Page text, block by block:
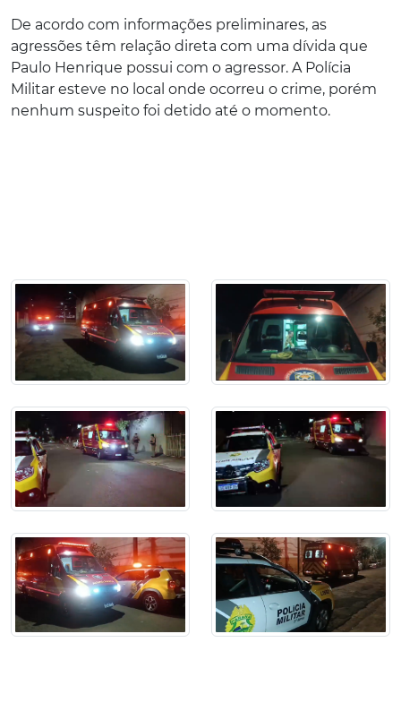
De acordo com informações preliminares, as
agressões têm relação direta com uma dívida que
Paulo Henrique possui com o agressor. A Polícia
Militar esteve no local onde ocorreu o crime, porém
nenhum suspeito foi detido até o momento.